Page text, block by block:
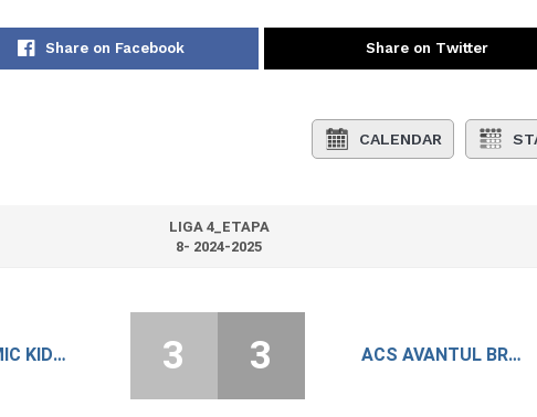
Share on Facebook Share on Twitter
CALENDAR
LIGA 4_ETAPA
8- 2024-2025
ACS DINAMIC KIDS VIDELE ACS AVANTUL BRAGADIRU
3 3